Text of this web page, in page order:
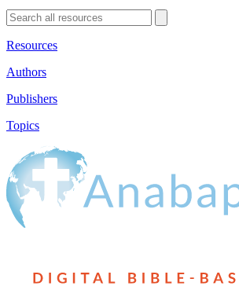
Resources
Authors
Publishers
Topics